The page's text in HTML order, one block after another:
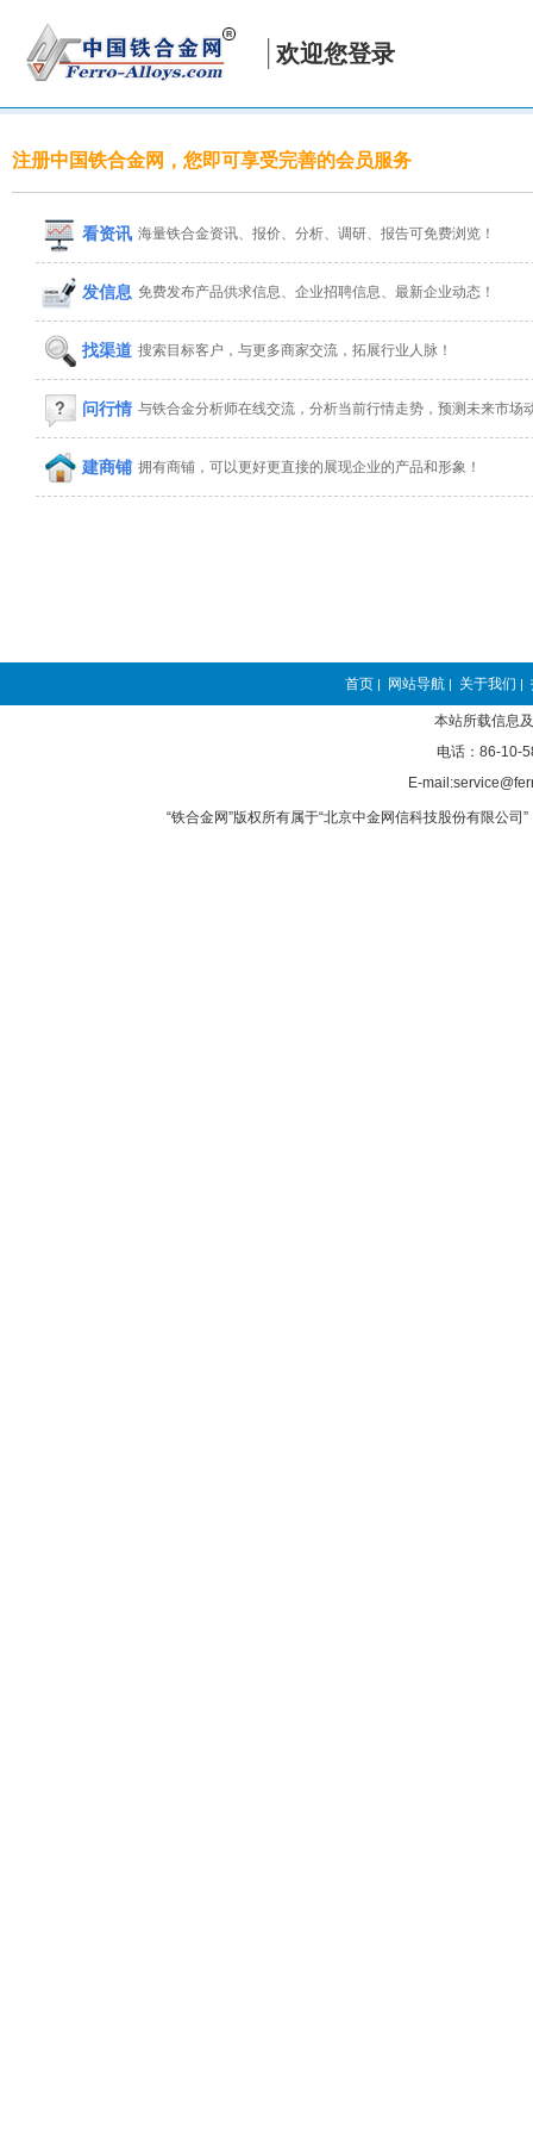
欢迎您登录
注册中国铁合金网，您即可享受完善的会员服务
看资讯 海量铁合金资讯、报价、分析、调研、报告可免费浏览！
发信息 免费发布产品供求信息、企业招聘信息、最新企业动态！
找渠道 搜索目标客户，与更多商家交流，拓展行业人脉！
问行情 与铁合金分析师在线交流，分析当前行情走势，预测未来市场
建商铺 拥有商铺，可以更好更直接的展现企业的产品和形象！
首页 | 网站导航 | 关于我们 |
本站所载信息
电话：86-10-
E-
“铁合金网”版权所有属于“北京中金网信科技股份有限公司